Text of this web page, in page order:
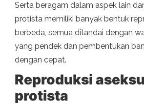
Serta beragam dalam aspek lain
protista memiliki banyak bentuk
berbeda, semua ditandai dengan
yang pendek dan pembentukan
dengan cepat.
Reproduksi
protista